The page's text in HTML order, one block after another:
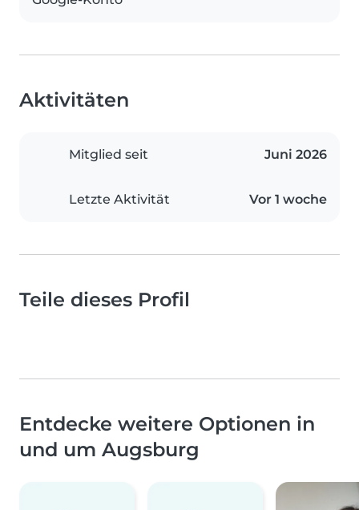
Aktivitäten
Mitglied seit Juni 2026
Letzte Aktivität Vor 1 woche
Teile dieses Profil
Entdecke weitere Optionen in
und um Augsburg